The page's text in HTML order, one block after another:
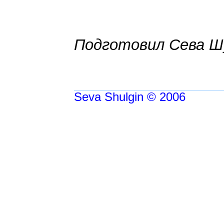
Подготовил Сева
Seva Shulgin © 2006